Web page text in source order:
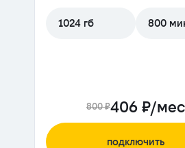
1024 гб 800
800 ₽406 ₽/мес
подключить